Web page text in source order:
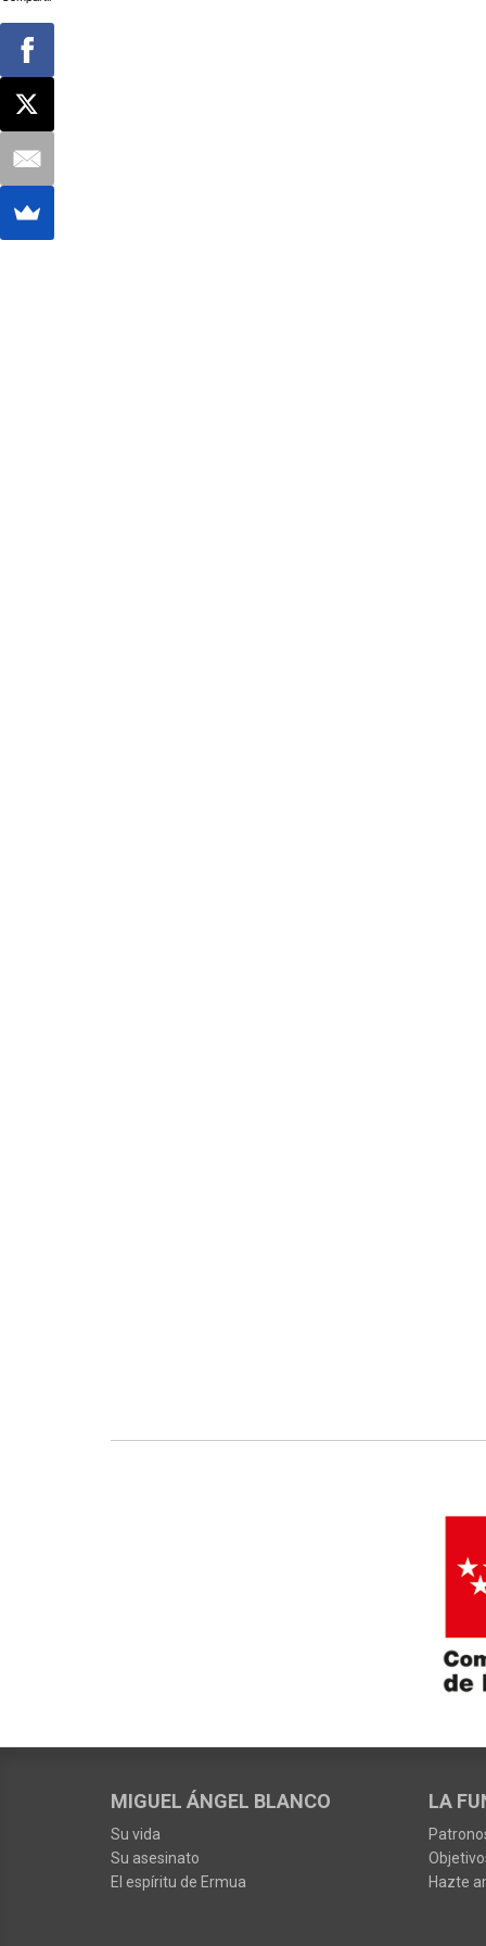
MIGUEL ÁNGEL BLANCO
Su vida
Su asesinato
El espíritu de Ermua
LA
Hazte